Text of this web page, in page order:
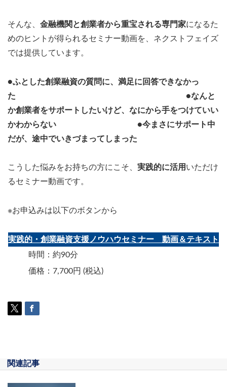
そんな、 金融機関と創業者から重宝される専門家になるた
めのヒントが得られるセミナー動画を、ネクストフェイズ
では提供しています。
●ふとした創業融資の質問に、満足に回答できなかっ
た
●なんと
か創業者をサポートしたいけど、なにから手をつけていい
かわからない ●今まさにサポート中
だが、途中でいきづまってしまった
こうした悩みをお持ちの方にこそ、 実践的に活用 いただけ
るセミナー動画です。
※お申込みは以下のボタンから
実践的・創業融資支援ノウハウセミナー 動画＆テキスト
時間：約90分
価格：7,700円 (税込)
関連記事